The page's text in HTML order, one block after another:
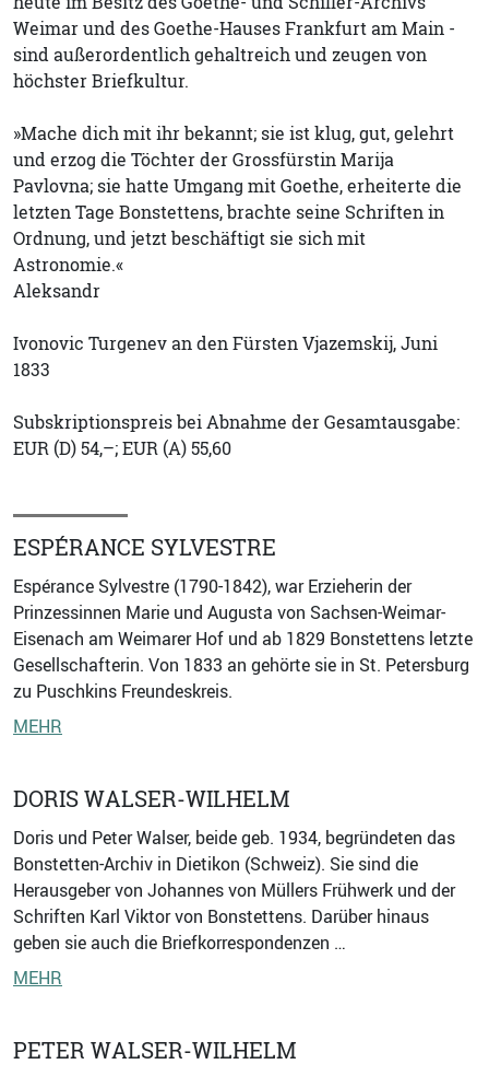
Weimar und des Goethe-Hauses Frankfurt am Main -
sind außerordentlich gehaltreich und zeugen von
höchster Briefkultur.
»Mache dich mit ihr bekannt; sie ist klug, gut, gelehrt
und erzog die Töchter der Grossfürstin Marija
Pavlovna; sie hatte Umgang mit Goethe, erheiterte die
letzten Tage Bonstettens, brachte seine Schriften in
Ordnung, und jetzt beschäftigt sie sich mit
Astronomie.«
Aleksandr
Ivonovic Turgenev an den Fürsten Vjazemskij, Juni
1833
Subskriptionspreis bei Abnahme der Gesamtausgabe:
EUR (D) 54,–; EUR (A) 55,60
ESPÉRANCE SYLVESTRE
Espérance Sylvestre (1790-1842), war Erzieherin der
Prinzessinnen Marie und Augusta von Sachsen-Weimar-
Eisenach am Weimarer Hof und ab 1829 Bonstettens letzte
Gesellschafterin. Von 1833 an gehörte sie in St. Petersburg
zu Puschkins Freundeskreis.
MEHR
DORIS WALSER-WILHELM
Doris und Peter Walser, beide geb. 1934, begründeten das
Bonstetten-Archiv in Dietikon (Schweiz). Sie sind die
Herausgeber von Johannes von Müllers Frühwerk und der
Schriften Karl Viktor von Bonstettens. Darüber hinaus
geben sie auch die Briefkorrespondenzen …
MEHR
PETER WALSER-WILHELM